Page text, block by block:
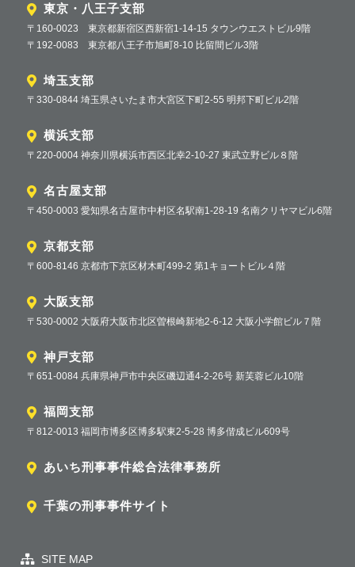
東京・八王子支部
〒160-0023 東京都新宿区西新宿1-14-15 タウンウエストビル9階
〒192-0083 東京都八王子市旭町8-10 比留間ビル3階
埼玉支部
〒330-0844 埼玉県さいたま市大宮区下町2-55 明邦下町ビル2階
横浜支部
〒220-0004 神奈川県横浜市西区北幸2-10-27 東武立野ビル８階
名古屋支部
〒450-0003 愛知県名古屋市中村区名駅南1-28-19 名南クリヤマビル6階
京都支部
〒600-8146 京都市下京区材木町499-2 第1キョートビル４階
大阪支部
〒530-0002 大阪府大阪市北区曽根崎新地2-6-12 大阪小学館ビル７階
神戸支部
〒651-0084 兵庫県神戸市中央区磯辺通4-2-26号 新芙蓉ビル10階
福岡支部
〒812-0013 福岡市博多区博多駅東2-5-28 博多偕成ビル609号
あいち刑事事件総合法律事務所
千葉の刑事事件サイト
SITE MAP